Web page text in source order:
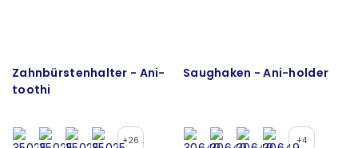
Zahnbürstenhalter - Ani-
toothi
+26
Saughaken - Ani-holder
+4